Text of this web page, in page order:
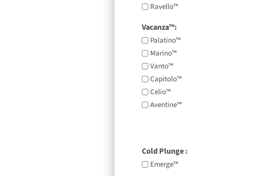
Ravello™
Vacanza™:
Palatino™
Marino™
Vanto™
Capitolo™
Celio™
Aventine™
Cold Plunge ​:
Emerge™